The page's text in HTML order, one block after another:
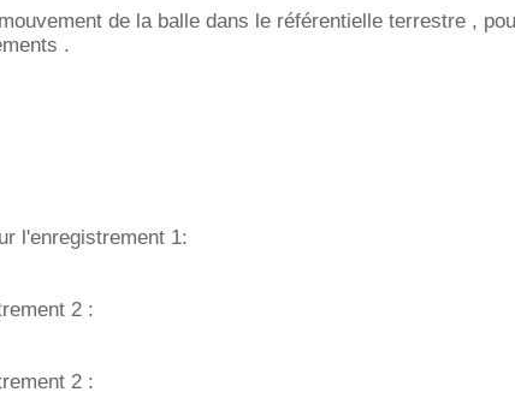
de la balle dans le référentielle terrestre ,
.
l'enregistrement 1:
2 :
2 :